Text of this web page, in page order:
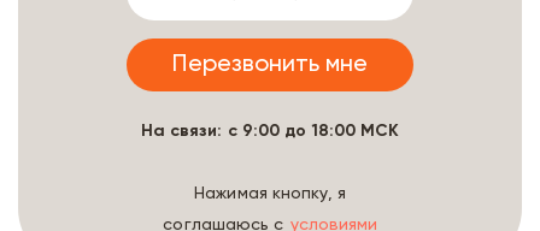
На связи: с 9:00 до 18:00 МСК
Нажимая кнопку, я
соглашаюсь с условиями